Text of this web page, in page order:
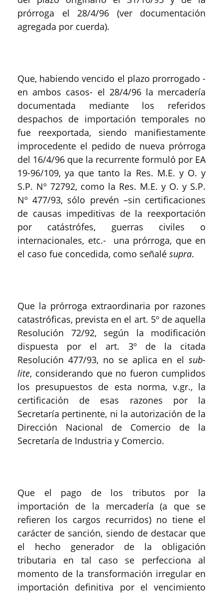
prórroga el 28/4/96 (ver documentación
agregada por cuerda).
Que, habiendo vencido el plazo prorrogado -
en ambos casos- el 28/4/96 la mercadería
documentada mediante los referidos
despachos de importación temporales no
fue reexportada, siendo manifiestamente
improcedente el pedido de nueva prórroga
del 16/4/96 que la recurrente formuló por EA
19-96/109, ya que tanto la Res. M.E. y O. y
S.P. Nº 72792, como la Res. M.E. y O. y S.P.
Nº 477/93, sólo prevén –sin certificaciones
de causas impeditivas de la reexportación
por catástrófes, guerras civiles o
internacionales, etc.- una prórroga, que en
el caso fue concedida, como señalé supra.
Que la prórroga extraordinaria por razones
catastróficas, prevista en el art. 5º de aquella
Resolución 72/92, según la modificación
dispuesta por el art. 3º de la citada
Resolución 477/93, no se aplica en el sub-
lite, considerando que no fueron cumplidos
los presupuestos de esta norma, v.gr., la
certificación de esas razones por la
Secretaría pertinente, ni la autorización de la
Dirección Nacional de Comercio de la
Secretaría de Industria y Comercio.
Que el pago de los tributos por la
importación de la mercadería (a que se
refieren los cargos recurridos) no tiene el
carácter de sanción, siendo de destacar que
el hecho generador de la obligación
tributaria en tal caso se perfecciona al
momento de la transformación irregular en
importación definitiva por el vencimiento